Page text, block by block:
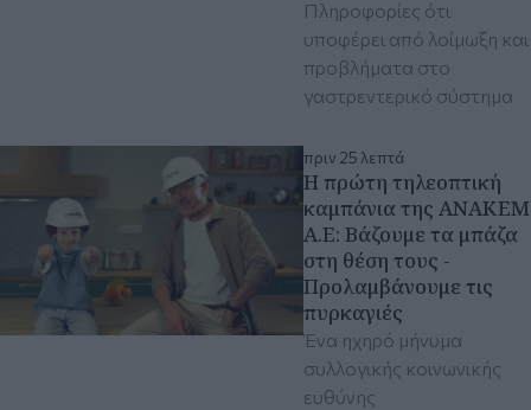
Πληροφορίες ότι
υποφέρει από λοίμωξη και
προβλήματα στο
γαστρεντερικό σύστημα
πριν 25 λεπτά
Η πρώτη τηλεοπτική
καμπάνια της ΑΝΑΚΕΜ
Α.Ε: Βάζουμε τα μπάζα
στη θέση τους -
Προλαμβάνουμε τις
πυρκαγιές
Ένα ηχηρό μήνυμα
συλλογικής κοινωνικής
ευθύνης